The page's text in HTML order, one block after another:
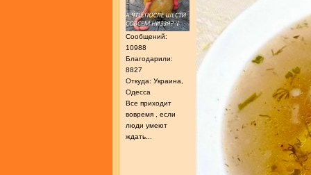
Сообщений:
10988
Благодарили:
8827
Откуда: Украина,
Одесса
Все приходит
вовремя , если
люди умеют
ждать...